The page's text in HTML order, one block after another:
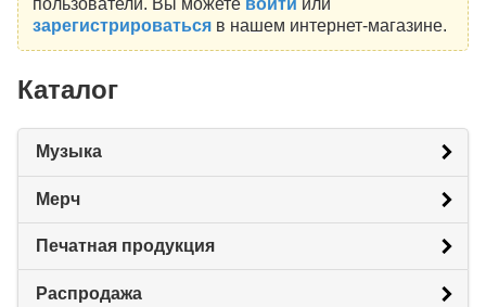
зарегистрироватьсяв нашем интернет-магазине.
Каталог
Музыка
Мерч
Печатная продукция
Распродажа